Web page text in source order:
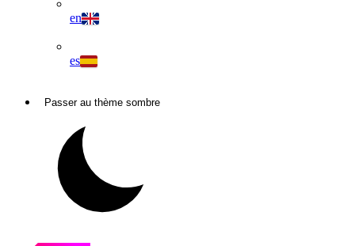
en
es
Passer au thème sombre